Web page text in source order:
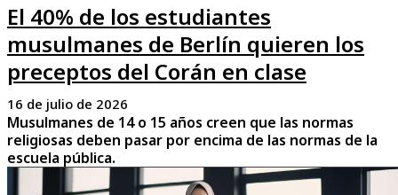
El 40% de los estudiantes
musulmanes de Berlín quieren los
preceptos del Corán en clase
16 de julio de 2026
Musulmanes de 14 o 15 años creen que las normas
religiosas deben pasar por encima de las normas de la
escuela pública.